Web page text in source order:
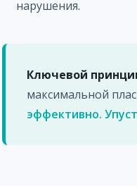
нарушения.
Ключевой
максимальной
эффективно.